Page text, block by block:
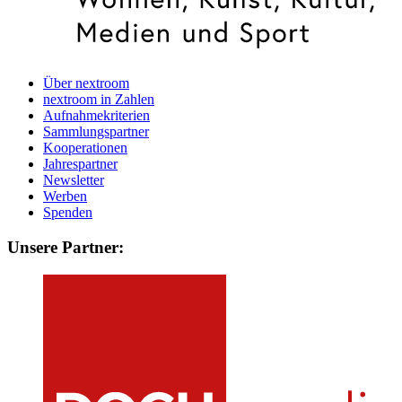
Über nextroom
nextroom in Zahlen
Aufnahmekriterien
Sammlungspartner
Kooperationen
Jahrespartner
Newsletter
Werben
Spenden
Unsere Partner: